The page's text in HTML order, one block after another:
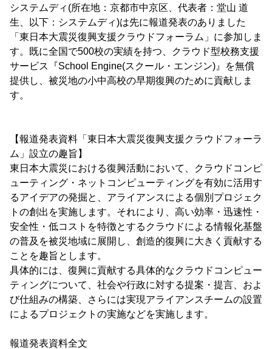
システムディ(所在地：京都市中京区、代表者：堂山 道
生、以下：システムディ)は先に報道発表のありました
「東日本大震災復興支援クラウドフォーラム」に参加しま
す。既に全国で500校の実績を持つ、クラウド型校務支援
サービス『School Engine(スクール・エンジン)』を無償
提供し、被災地の小中高校の早期復興のために貢献しま
す。
【報道発表資料「東日本大震災復興支援クラウドフォーラ
ム」設立の趣旨】
東日本大震災における復興活動において、クラウドコンピ
ューティング・ネットコンピューティングを有効に活用す
るアイデアの発掘と、アライアンスによる個別プロジェク
トの創出を実施します。それにより、高い効率・迅速性・
安全性・低コストを特徴とするクラウドによる情報化基盤
の普及を被災地域に展開し、創造的復興に大きく貢献する
ことを趣旨とします。
具体的には、復興に貢献する具体的なクラウドコンピュー
ティングについて、社会や行政に対する提案・提言、およ
び仕組みの構築、さらには実現アライアンスチームの設置
によるプロジェクトの実施などを実施します。
報道発表資料全文